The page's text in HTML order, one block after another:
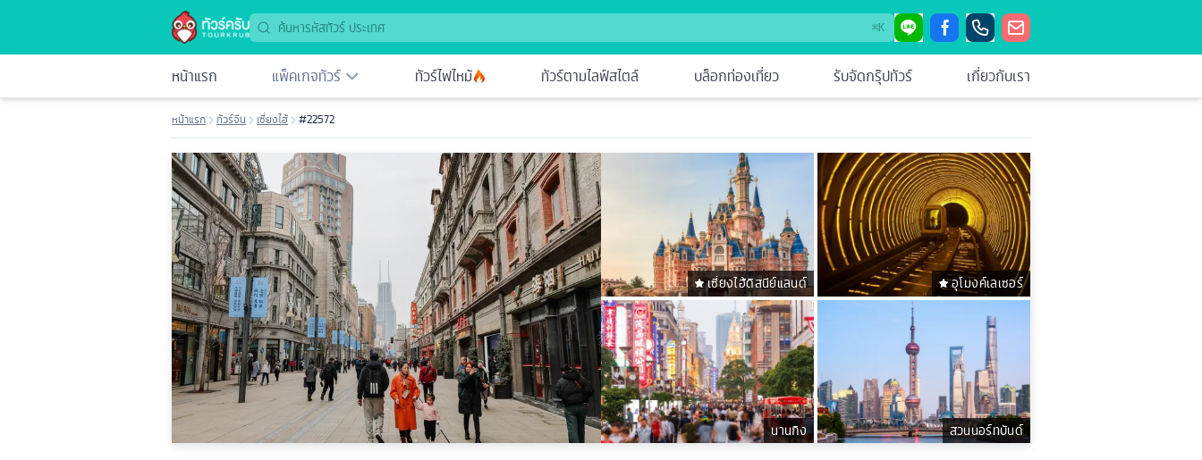
⌘K
หน้าแรก แพ็คเกจทัวร์ ทัวร์ไฟไหม้ ทัวร์ตามไลฟ์สไตล์ บล็อกท่องเที่ยว รับจัดกรุ๊ปทัวร์ เกี่ยวกับเรา
หน้าแรก ทัวร์จีน เซี่ยงไฮ้ #22572
เซี่ยงไฮ้ดิสนีย์แลนด์ อุโมงค์เลเซอร์
นานกิง สวนนอร์ทบันด์